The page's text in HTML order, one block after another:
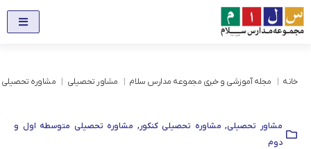
خانه مجله آموزشی و خبری مجموعه مدارس سلام مشاور تحصیلی مشاوره تحصیلی
مشاور تحصیلی, مشاوره تحصیلی کنکور, مشاوره تحصیلی متوسطه اول و
دوم